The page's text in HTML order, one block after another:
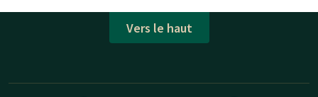
Vers le haut